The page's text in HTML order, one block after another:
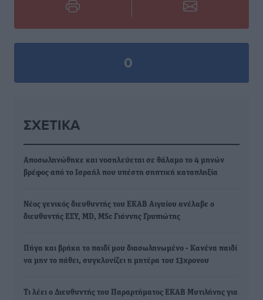
0
ΣΧΕΤΙΚΆ
Αποσωληνώθηκε και νοσηλεύεται σε θάλαμο το 4 μηνών
βρέφος από το Ισραήλ που υπέστη σηπτική καταπληξία
Νέος γενικός διευθυντής του ΕΚΑΒ Αιγαίου ανέλαβε ο
διευθυντής ΕΣΥ, MD, MSc Γιάννης Γρυπιώτης
Πήγα και βρήκα το παιδί μου διασωληνωμένο - Κανένα παιδί
να μην το πάθει, συγκλονίζει η μητέρα του 13χρονου
Τι λέει ο Διευθυντής του Παραρτήματος ΕΚΑΒ Μυτιλήνης για